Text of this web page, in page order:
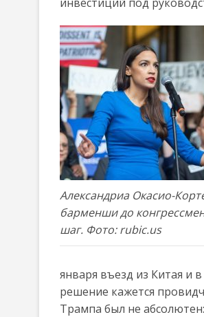
Александриа Окасио-
барменши до
шаг. Фото: rubic.us
января въезд из Китая и
решение кажется
Трампа был не